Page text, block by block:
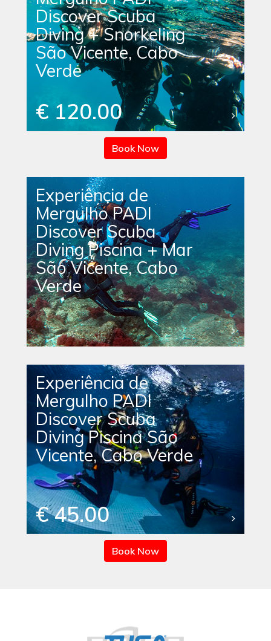
Discover Scuba
Diving + Snorkeling
São Vicente, Cabo
Verde
€ 120.00
Book Now
Experiência de
Mergulho PADI
Discover Scuba
Diving Piscina + Mar
São Vicente, Cabo
Verde
Experiência de
Mergulho PADI
Discover Scuba
Diving Piscina São
Vicente, Cabo Verde
€ 45.00
Book Now